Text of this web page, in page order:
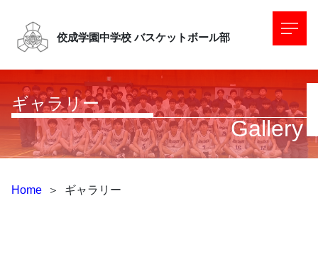
佼成学園中学校 バスケットボール部
ギャラリー
Gallery
Home ＞ ギャラリー